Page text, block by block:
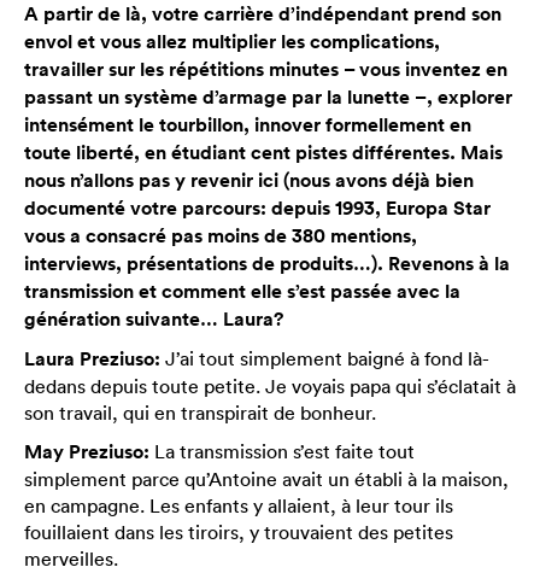
A partir de là, votre carrière d’indépendant prend son
envol et vous allez multiplier les complications,
travailler sur les répétitions minutes – vous inventez en
passant un système d’armage par la lunette –, explorer
intensément le tourbillon, innover formellement en
toute liberté, en étudiant cent pistes différentes. Mais
nous n’allons pas y revenir ici (nous avons déjà bien
documenté votre parcours: depuis 1993, Europa Star
vous a consacré pas moins de 380 mentions,
interviews, présentations de produits…). Revenons à la
transmission et comment elle s’est passée avec la
génération suivante… Laura?
Laura Preziuso: J’ai tout simplement baigné à fond là-
dedans depuis toute petite. Je voyais papa qui s’éclatait à
son travail, qui en transpirait de bonheur.
May Preziuso: La transmission s’est faite tout
simplement parce qu’Antoine avait un établi à la maison,
en campagne. Les enfants y allaient, à leur tour ils
fouillaient dans les tiroirs, y trouvaient des petites
merveilles.